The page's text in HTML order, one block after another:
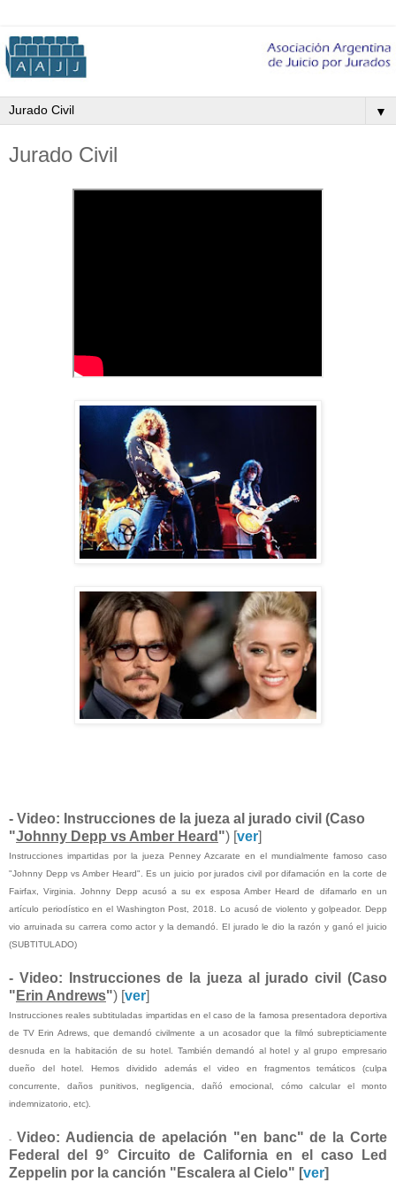
▼
Jurado Civil
- Video: Instrucciones de la jueza al jurado civil (Caso
"Johnny Depp vs Amber Heard ") [ver]
Instrucciones impartidas por la jueza Penney Azcarate en el mundialmente famoso caso
"Johnny Depp vs Amber Heard". Es un juicio por jurados civil por difamación en la corte de
Fairfax, Virginia. Johnny Depp acusó a su ex esposa Amber Heard de difamarlo en un
artículo periodístico en el Washington Post, 2018. Lo acusó de violento y golpeador. Depp
vio arruinada su carrera como actor y la demandó. El jurado le dio la razón y ganó el juicio
(SUBTITULADO)
- Video: Instrucciones de la jueza al jurado civil (Caso
" Erin Andrews") [ver]
Instrucciones reales subtituladas impartidas en el caso de la famosa presentadora deportiva
de TV Erin Adrews, que demandó civilmente a un acosador que la filmó subrepticiamente
desnuda en la habitación de su hotel. También demandó al hotel y al grupo empresario
dueño del hotel. Hemos dividido además el video en fragmentos temáticos (culpa
concurrente, daños punitivos, negligencia, dañó emocional, cómo calcular el monto
indemnizatorio, etc).
- Video: Audiencia de apelación "en banc" de la Corte
Federal del 9° Circuito de California en el caso Led
Zeppelin por la canción "Escalera al Cielo" [ver]